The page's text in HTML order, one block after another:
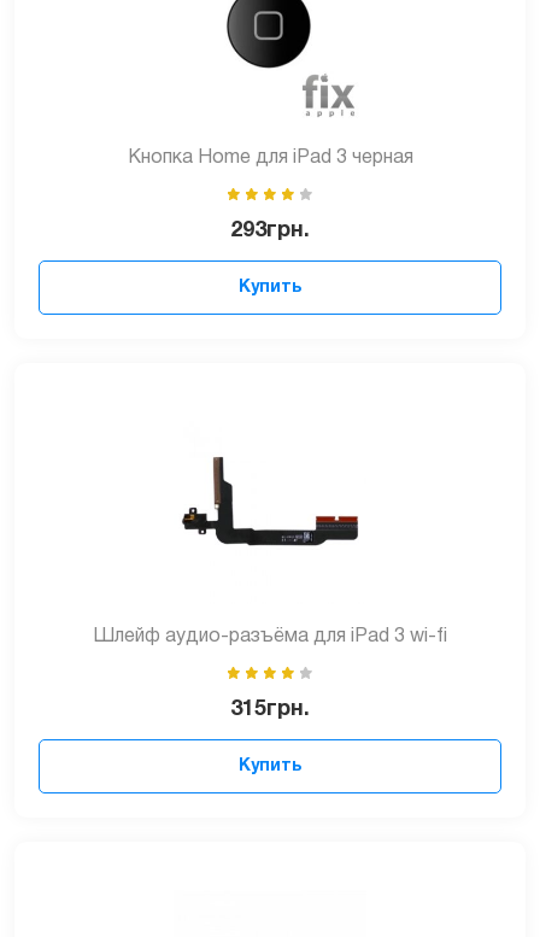
Кнопка Home для iPad 3 черная
293грн.
Купить
Шлейф аудио-разъёма для iPad 3 wi-fi
315грн.
Купить